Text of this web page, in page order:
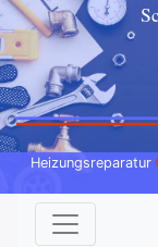
Heizungsreparatur